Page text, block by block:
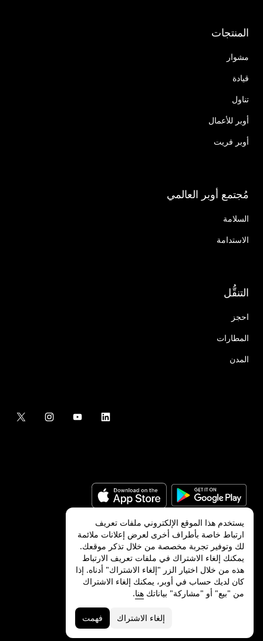
المنتجات
مشوار
قيادة
تناول
أوبر للأعمال
أوبر فريت
مُجتمع أوبر العالمي
السلامة
الاستدامة
التنقُّل
احجز
المطارات
المدن
©
2026شركة Uber Technologies, Inc.‎
ميزات ذوي الاحتياجات الخاصةالشروط
يستخدم هذا الموقع الإلكتروني ملفات تعريف
ارتباط خاصة بأطراف أخرى لعرض إعلانات ملائمة
لك وتوفير تجربة مخصصة من خلال تذكر موقعك.
يمكنك إلغاء الاشتراك في ملفات تعريف الارتباط
هذه من خلال اختيار الزر "إلغاء الاشتراك" أدناه. إذا
كان لديك حساب في أوبر، يمكنك إلغاء الاشتراك
من "بيع" أو "مشاركة" بياناتك هنا.
إلغاء الاشتراك فهمت